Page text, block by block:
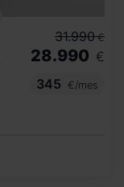
31.990 €
28.990 €
345
€/mes